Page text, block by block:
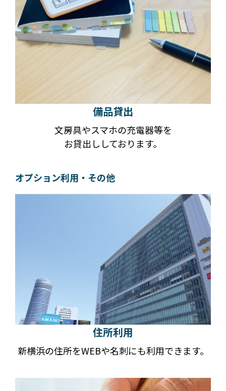
備品貸出
文房具やスマホの充電器等を
お貸出ししております。
オプション利用・その他
住所利用
新横浜の住所をWEBや名刺にも利用できます。